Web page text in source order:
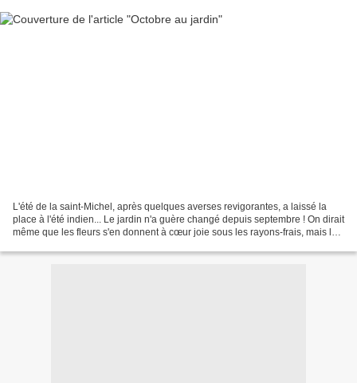
L'été de la saint-Michel, après quelques averses revigorantes, a laissé la
place à l'été indien... Le jardin n'a guère changé depuis septembre ! On dirait
même que les fleurs s'en donnent à cœur joie sous les rayons-frais, mais les